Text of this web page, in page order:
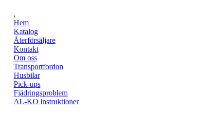
,
Hem
Katalog
Återförsäljare
Kontakt
Om oss
Transportfordon
Husbilar
Pick-ups
Fjädringsproblem
AL-KO instruktioner